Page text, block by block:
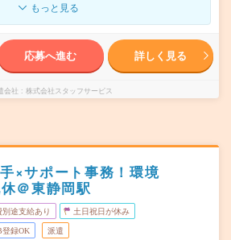
もっと見る
応募へ進む 詳しく見る
会社 株式会社スタッフサービス
×サポート事務！環境
＠東静岡駅
別途支給あり 土日祝日が休み
登録OK 派遣